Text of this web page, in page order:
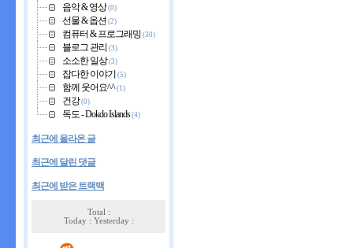
음악 & 영상(0)
선물 & 옵션 (2)
컴퓨터 & 프로그래밍 (30)
블로그 관리 (3)
소소한 일상(3)
잡다한 이야기 (5)
함께 웃어요^^(1)
건강(0)
독도 - Dokdo Islands(4)
최근에 올라온 글
최근에 달린 댓글
최근에 받은 트랙백
Total :
Today : Yesterday :